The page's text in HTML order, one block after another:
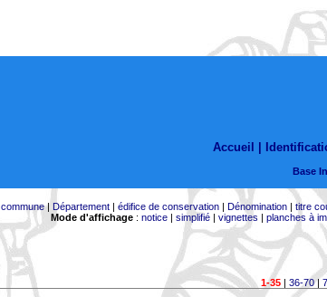
Accueil |
Base
commune| Département| édifice de conservation| Dénomination| titre
Mode d'affichage: notice| simplifié| vignettes | planches à
1-35| 36-70|